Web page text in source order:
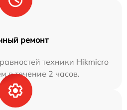
ремонт
техники Hikmicro
в течение 2 часов.